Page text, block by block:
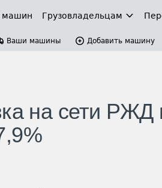
машин Грузовладельцам
Ваши машины Добавить машину
на сети